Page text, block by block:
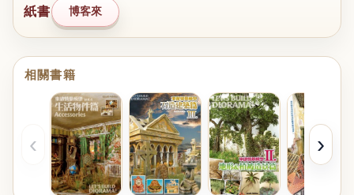
紙書 博客來
相關書籍
‹ ›